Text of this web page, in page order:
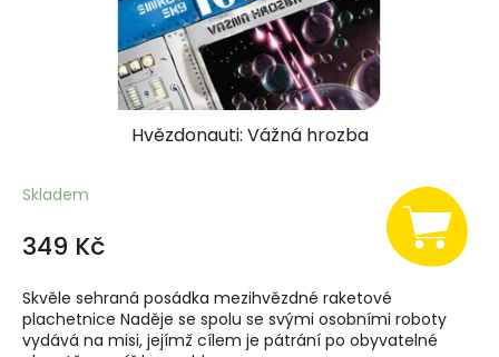
Hvězdonauti: Vážná hrozba
Skladem
349 Kč
Skvěle sehraná posádka mezihvězdné raketové
plachetnice Naděje se spolu se svými osobními roboty
vydává na misi, jejímž cílem je pátrání po obyvatelné